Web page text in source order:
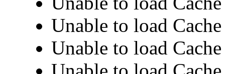
Unable to load
Unable to load